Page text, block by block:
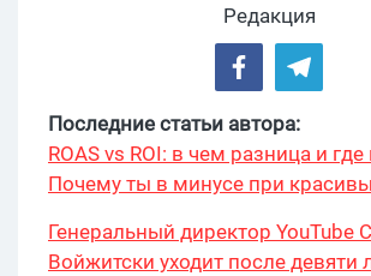
Редакция
Последние статьи автора:
ROAS vs ROI: в чем разница и
Почему ты в минусе при
Генеральный директор YouTube
Войжитски уходит после девяти